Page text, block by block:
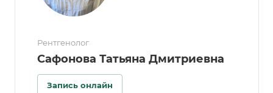
Рентгенолог
Сафонова Татьяна Дмитриевна
Запись онлайн